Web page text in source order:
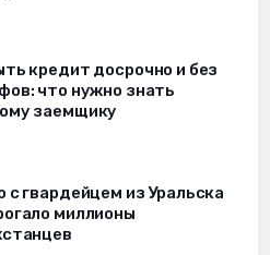
кредит досрочно и без
что нужно знать
заемщику
с гвардейцем из Уральска
миллионы